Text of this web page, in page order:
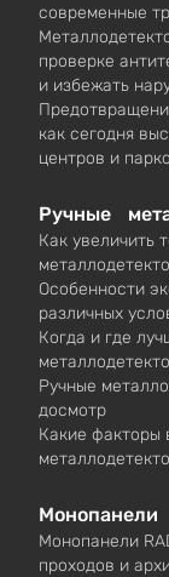
современные
проверке
и избежать
как сегодня
центров и
Ручные
Как увеличить
Особенности
различных
Когда и где
Ручные
досмотр
Какие факторы
Монопанели
Монопанели
проходов и